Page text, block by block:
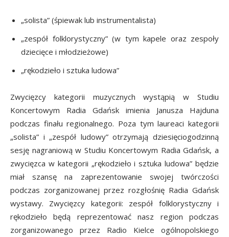
„solista” (śpiewak lub instrumentalista)
„zespół folklorystyczny” (w tym kapele oraz zespoły
dziecięce i młodzieżowe)
„rękodzieło i sztuka ludowa”
Zwycięzcy kategorii muzycznych wystąpią w Studiu
Koncertowym Radia Gdańsk imienia Janusza Hajduna
podczas finału regionalnego. Poza tym laureaci kategorii
„solista” i „zespół ludowy” otrzymają dziesięciogodzinną
sesję nagraniową w Studiu Koncertowym Radia Gdańsk, a
zwycięzca w kategorii „rękodzieło i sztuka ludowa” będzie
miał szansę na zaprezentowanie swojej twórczości
podczas zorganizowanej przez rozgłośnię Radia Gdańsk
wystawy. Zwycięzcy kategorii: zespół folklorystyczny i
rękodzieło będą reprezentować nasz region podczas
zorganizowanego przez Radio Kielce ogólnopolskiego